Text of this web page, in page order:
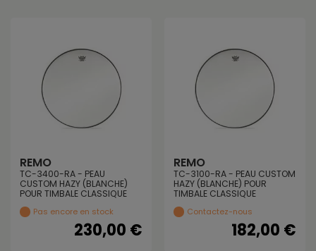
REMO
TC-3400-RA - PEAU
CUSTOM HAZY (BLANCHE)
POUR TIMBALE CLASSIQUE
Pas encore en stock
230,00 €
REMO
TC-3100-RA - PEAU CUSTOM
HAZY (BLANCHE) POUR
TIMBALE CLASSIQUE
Contactez-nous
182,00 €